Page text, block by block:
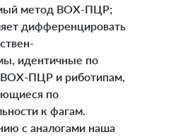
метод BOX-ПЦР;
дифференцировать
идентичные по
ПЦР и риботипам,
по
к фагам.
с аналогами наша